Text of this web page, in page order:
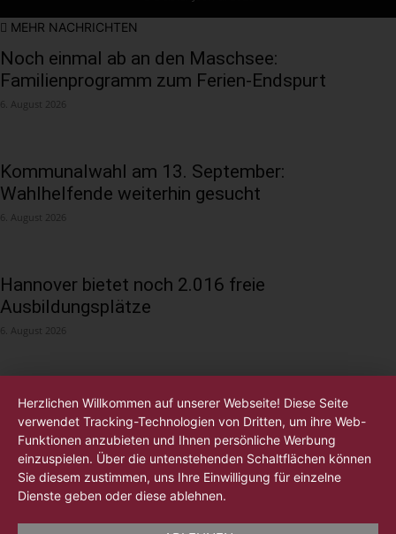
MEHR NACHRICHTEN
Noch einmal ab an den Maschsee:
Familienprogramm zum Ferien-Endspurt
6. August 2026
Kommunalwahl am 13. September:
Wahlhelfende weiterhin gesucht
6. August 2026
Hannover bietet noch 2.016 freie
Ausbildungsplätze
6. August 2026
Herzlichen Willkommen auf unserer Webseite! Diese Seite
verwendet Tracking-Technologien von Dritten, um ihre Web-
Funktionen anzubieten und Ihnen persönliche Werbung
einzuspielen. Über die untenstehenden Schaltflächen können
Sie diesem zustimmen, uns Ihre Einwilligung für einzelne
Dienste geben oder diese ablehnen.